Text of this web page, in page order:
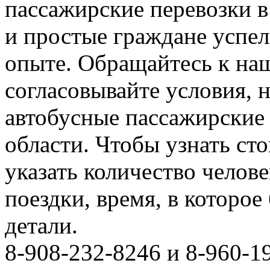
пассажирские
и простые граждане
опыте. Обращайтесь к
согласовывайте условия,
автобусные
области. Чтобы узнать
указать количество
поездки, время, в
детали.
8-908-232-8246 и 8-960-